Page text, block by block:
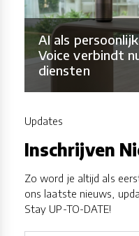
AI als
Voice verbindt
diensten
Updates
Inschrijven
Zo word je altijd als
ons laatste nieuws,
Stay UP-TO-DATE!